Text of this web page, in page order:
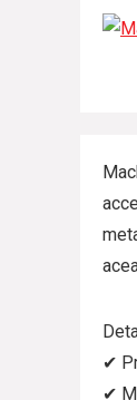
✔
✔